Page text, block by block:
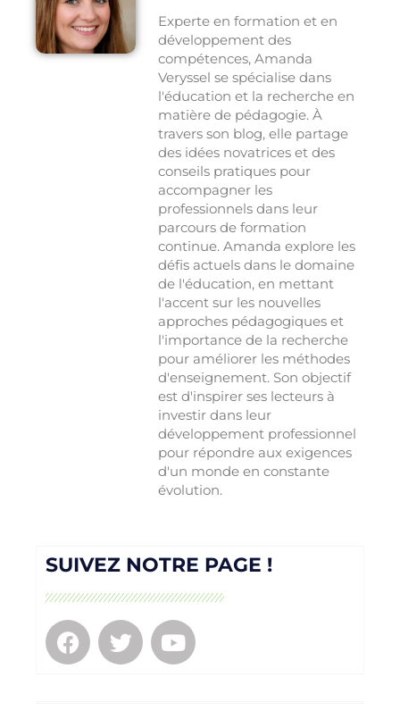
Experte en formation et en
développement des
compétences, Amanda
Veryssel se spécialise dans
l'éducation et la recherche en
matière de pédagogie. À
travers son blog, elle partage
des idées novatrices et des
conseils pratiques pour
accompagner les
professionnels dans leur
parcours de formation
continue. Amanda explore les
défis actuels dans le domaine
de l'éducation, en mettant
l'accent sur les nouvelles
approches pédagogiques et
l'importance de la recherche
pour améliorer les méthodes
d'enseignement. Son objectif
est d'inspirer ses lecteurs à
investir dans leur
développement professionnel
pour répondre aux exigences
d'un monde en constante
évolution.
SUIVEZ NOTRE PAGE !